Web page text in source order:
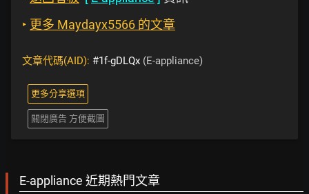
‣ 更多 Maydayx5566 的文章
文章代碼(AID): #1f-gDLQx (E-appliance)
更多分享選項
關閉廣告 方便截圖
E-appliance 近期熱門文章